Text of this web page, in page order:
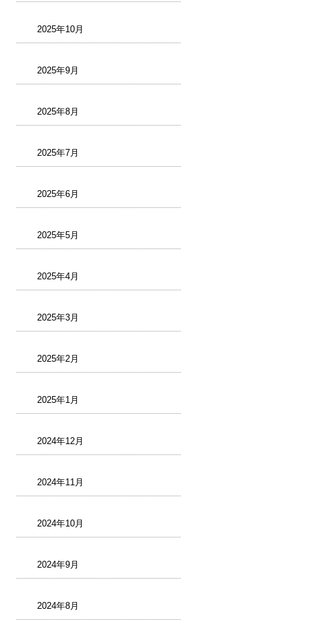
2025年10月
2025年9月
2025年8月
2025年7月
2025年6月
2025年5月
2025年4月
2025年3月
2025年2月
2025年1月
2024年12月
2024年11月
2024年10月
2024年9月
2024年8月